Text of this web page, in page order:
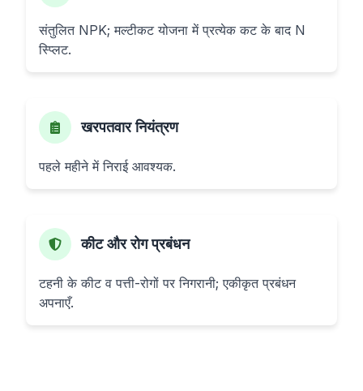
संतुलित NPK; मल्टीकट योजना में प्रत्येक कट के बाद N
स्प्लिट.
खरपतवार नियंत्रण
पहले महीने में निराई आवश्यक.
कीट और रोग प्रबंधन
टहनी के कीट व पत्ती-रोगों पर निगरानी; एकीकृत प्रबंधन
अपनाएँ.